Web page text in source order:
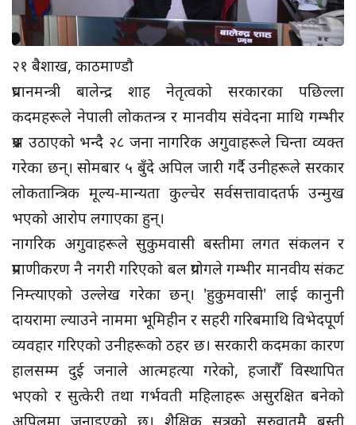
२१ बैशाख, काठमाण्डौ
प्रधानमन्त्री बालेन्द्र शाह नेतृत्वको सरकारका पछिल्ला
कदमहरूले नेपाली लोकतन्त्र र मानवीय संवेदना माथि गम्भीर
प्रश्न उठाएको भन्दै २८ जना नागरिक अगुवाहरूले चिन्ता व्यक्त
गरेका छन्। सोमबार ५ बुँदे अपिल जारी गर्दै उनीहरूले सरकार
लोकतान्त्रिक मूल्य-मान्यता कुल्चेर सर्वसत्तावादतर्फ उन्मुख
भएको आरोप लगाएका हुन्।
नागरिक अगुवाहरूले सुकुमवासी बस्तीमा लगत संकलन र
प्रमाणीकरण नै नगरी गरिएको बल प्रयोगले गम्भीर मानवीय संकट
निम्त्याएको उल्लेख गरेका छन्। 'हुकुमवासी' लाई कानुनी
दायरामा ल्याउने नाममा भूमिहीन र सहरी गरिबमाथि विभेदपूर्ण
व्यवहार गरिएको उनीहरूको ठहर छ। सरकारी कदमका कारण
हालसम्म दुई जनाले आत्महत्या गरेको, हजारौँ विस्थापित
भएको र सुत्केरी तथा गर्भवती महिलाहरू असुरक्षित बनेको